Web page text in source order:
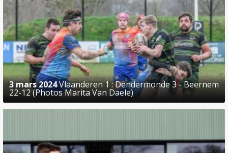
3 mars 2024Vlaanderen 1 : Dendermonde 3 - Beernem
22-12 (Photos Marita Van Daele)